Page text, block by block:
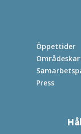
Öppettider
Press